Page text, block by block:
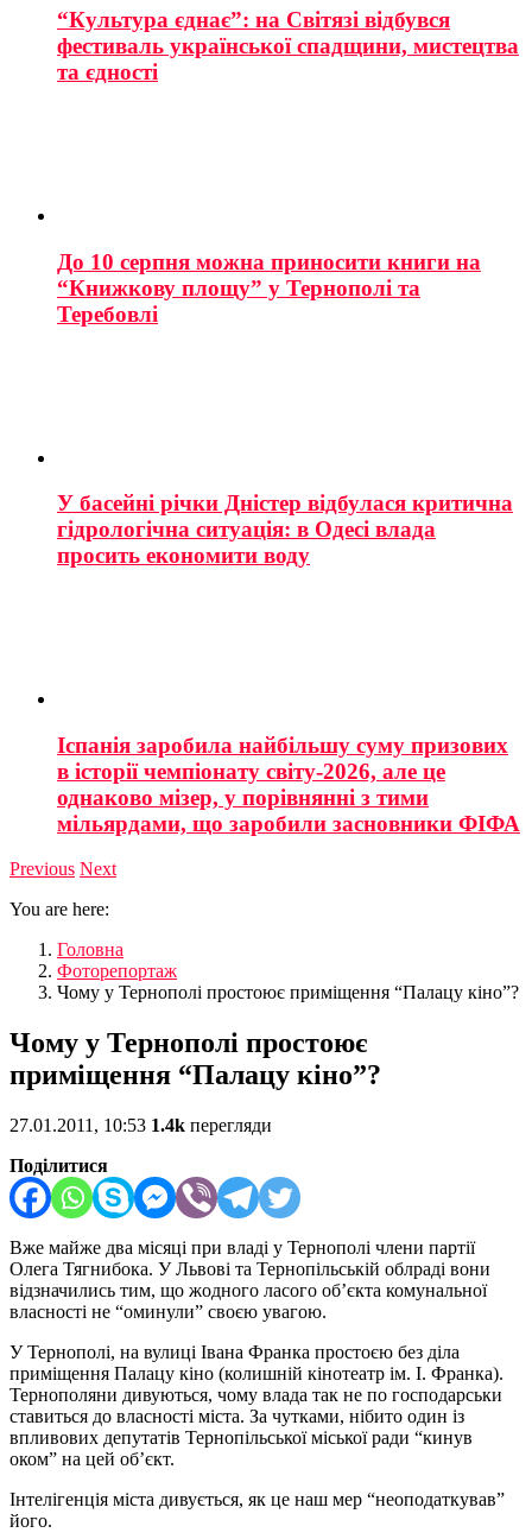
“Культура єднає”: на Світязі відбувся
фестиваль української спадщини, мистецтва
та єдності
До 10 серпня можна приносити книги на
“Книжкову площу” у Тернополі та
Теребовлі
У басейні річки Дністер відбулася критична
гідрологічна ситуація: в Одесі влада
просить економити воду
Іспанія заробила найбільшу суму призових
в історії чемпіонату світу-2026, але це
однаково мізер, у порівнянні з тими
мільярдами, що заробили засновники ФІФА
Previous Next
You are here:
Головна
Фоторепортаж
Чому у Тернополі простоює приміщення “Палацу кіно”?
Чому у Тернополі простоює
приміщення “Палацу кіно”?
27.01.2011, 10:53 1.4k перегляди
Поділитися
Вже майже два місяці при владі у Тернополі члени партії
Олега Тягнибока. У Львові та Тернопільській облраді вони
відзначились тим, що жодного ласого об’єкта комунальної
власності не “оминули” своєю увагою.
У Тернополі, на вулиці Івана Франка простоєю без діла
приміщення Палацу кіно (колишній кінотеатр ім. І. Франка).
Тернополяни дивуються, чому влада так не по господарськи
ставиться до власності міста. За чутками, нібито один із
впливових депутатів Тернопільської міської ради “кинув
оком” на цей об’єкт.
Інтелігенція міста дивується, як це наш мер “неоподаткував”
його.